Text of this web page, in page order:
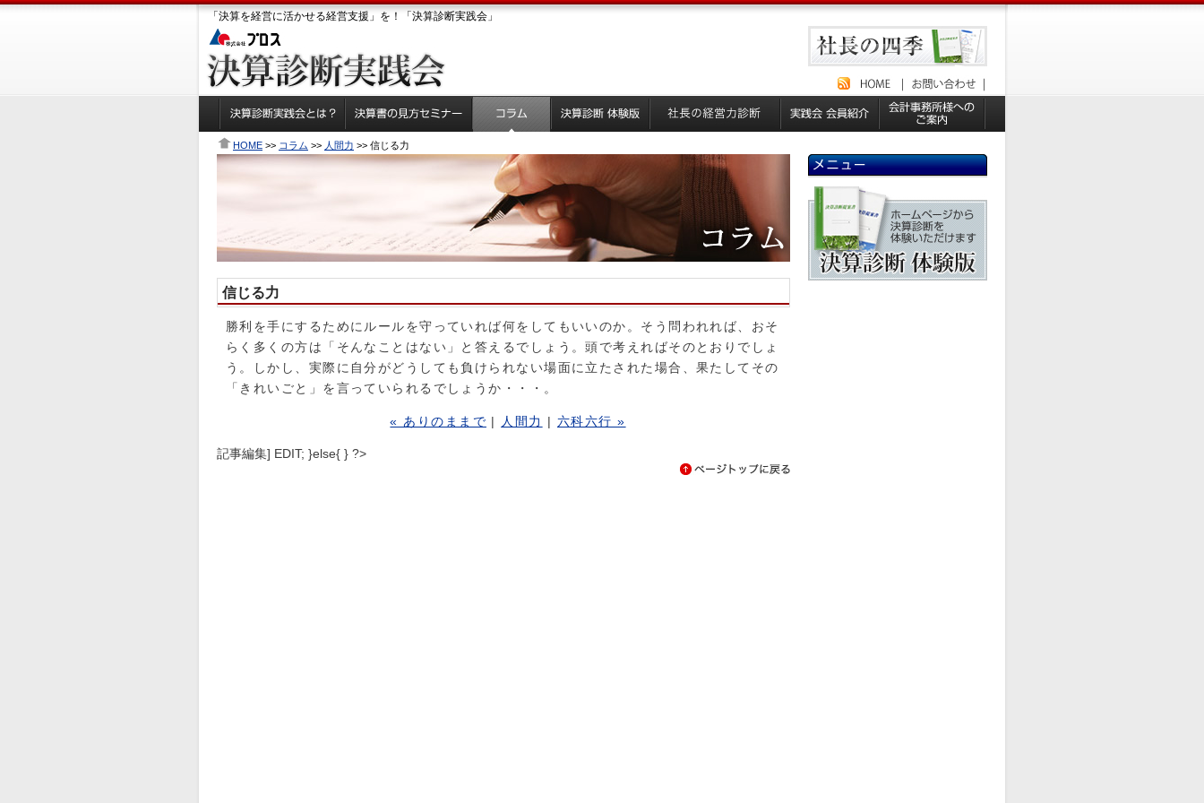
「決算を経営に活かせる経営支援」を！「決算診断実践会」
HOME >> コラム >> 人間力 >> 信じる力
信じる力
勝利を手にするためにルールを守っていれば何をしてもいいのか。そう問われれば、おそ
らく多くの方は「そんなことはない」と答えるでしょう。頭で考えればそのとおりでしょ
う。しかし、実際に自分がどうしても負けられない場面に立たされた場合、果たしてその
「きれいごと」を言っていられるでしょうか・・・。
« ありのままで | 人間力 | 六科六行 »
記事編集] EDIT; }else{ } ?>